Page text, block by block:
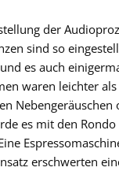
der
sind so
es auch
waren leichter
Nebengeräuschen
es mit den Rondo
erschwerten